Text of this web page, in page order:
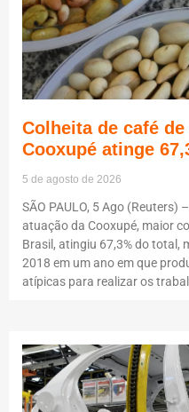
Colheita de café
Cooxupé atinge
5 de agosto de 2026
SÃO PAULO, 5 Ago (Reuters)
atuação da Cooxupé, maior
Brasil, atingiu 67,3% do total,
2018 em um ano em que
atípicas para realizar os